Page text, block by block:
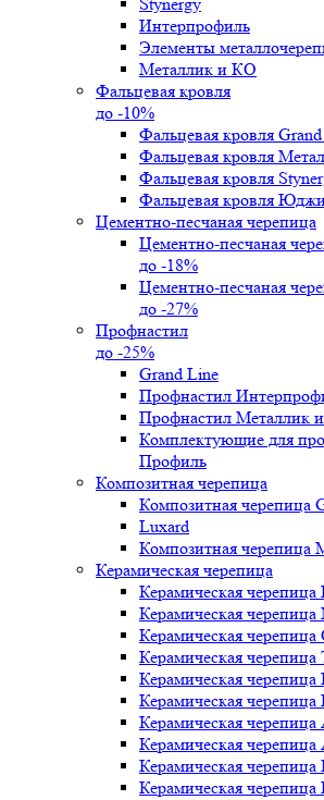
Интерпрофиль
Элементы
Металлик и КО
Фальцевая кровля
до -10%
Фальцевая кровля
Фальцевая кровля
Фальцевая кровля
Фальцевая кровля
Цементно-песчаная черепица
Цементно-песчаная
до -18%
Цементно-песчаная
до -27%
Профнастил
до -25%
Grand Line
Профнастил
Профнастил Металлик
Комплектующие для
Профиль
Композитная черепица
Композитная черепица
Luxard
Композитная черепица
Керамическая черепица
Керамическая черепица
Керамическая черепица
Керамическая черепица
Керамическая черепица
Керамическая черепица
Керамическая черепица
Керамическая черепица
Керамическая
Керамическая черепица
Керамическая черепица